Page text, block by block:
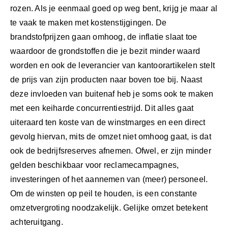
KOSTEN
rozen. Als je eenmaal goed op weg bent, krijg je maar al
te vaak te maken met kostenstijgingen. De
brandstofprijzen gaan omhoog, de inflatie slaat toe
waardoor de grondstoffen die je bezit minder waard
worden en ook de leverancier van kantoorartikelen stelt
de prijs van zijn producten naar boven toe bij. Naast
deze invloeden van buitenaf heb je soms ook te maken
met een keiharde concurrentiestrijd. Dit alles gaat
uiteraard ten koste van de winstmarges en een direct
gevolg hiervan, mits de omzet niet omhoog gaat, is dat
ook de bedrijfsreserves afnemen. Ofwel, er zijn minder
gelden beschikbaar voor reclamecampagnes,
investeringen of het aannemen van (meer) personeel.
Om de winsten op peil te houden, is een constante
omzetvergroting noodzakelijk. Gelijke omzet betekent
achteruitgang.